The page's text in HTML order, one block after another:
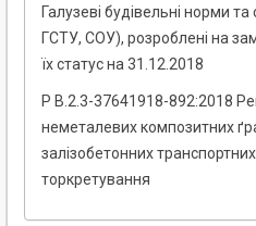
Галузеві будівельні норми
ГСТУ, СОУ), розроблені на
їх статус на 31.12.2018
Р В.2.3-37641918-892:2018
неметалевих композитних
залізобетонних
торкретування